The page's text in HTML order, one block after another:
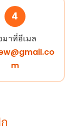
4
มาที่อีเมล
m